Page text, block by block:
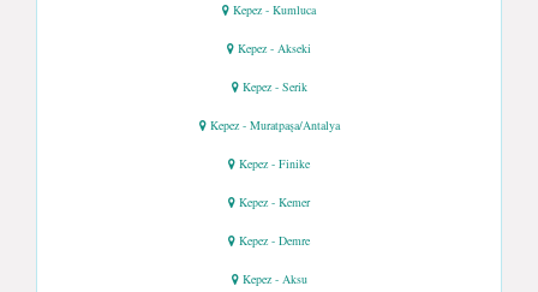
Kepez - Kumluca
Kepez - Akseki
Kepez - Serik
Kepez - Muratpaşa/Antalya
Kepez - Finike
Kepez - Kemer
Kepez - Demre
Kepez - Aksu